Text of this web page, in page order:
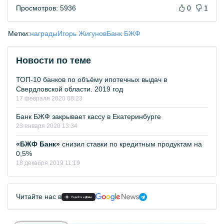
Просмотров: 5936 0 1
Метки:наградыИгорь ЖигуновБанк БЖФ
Новости по теме
ТОП-10 банков по объёму ипотечных выдач в
Свердловской области. 2019 год
17 февраля 2020 08:23
Банк БЖФ закрывает кассу в Екатеринбурге
23 января 2020 13:34
«БЖФ Банк» снизил ставки по кредитным продуктам на
0,5%
18 декабря 2019 11:19
Читайте нас в